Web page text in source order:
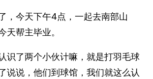
，今天下午4点，一起去南部山
天帮主毕业。
识了两个小伙计嘛，就是打羽毛球
说说，他们到球馆，我们就这么认